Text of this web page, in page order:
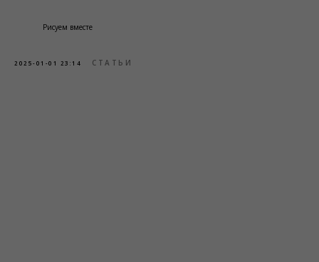
Рисуем вместе
2025-01-01 23:14 СТАТЬИ